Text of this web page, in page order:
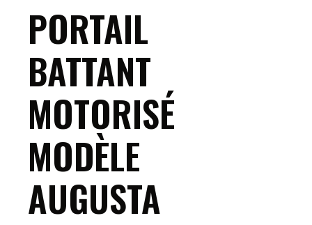
PORTAIL
BATTANT
MOTORISÉ
MODÈLE
AUGUSTA